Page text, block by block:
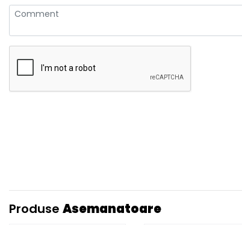
Produse Asemanatoare